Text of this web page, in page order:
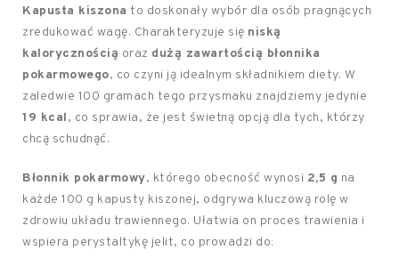
Kapusta kiszona to doskonały wybór dla osób pragnących
zredukować wagę. Charakteryzuje się niską
kalorycznością oraz dużą zawartością błonnika
pokarmowego, co czyni ją idealnym składnikiem diety. W
zaledwie 100 gramach tego przysmaku znajdziemy jedynie
19 kcal, co sprawia, że jest świetną opcją dla tych, którzy
chcą schudnąć.
Błonnik pokarmowy, którego obecność wynosi 2,5 g na
każde 100 g kapusty kiszonej, odgrywa kluczową rolę w
zdrowiu układu trawiennego. Ułatwia on proces trawienia i
wspiera perystaltykę jelit, co prowadzi do: